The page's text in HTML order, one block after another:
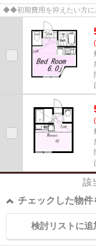
◆◆初期費用を抑えたい方
該
チェックした物件
検討リストに追